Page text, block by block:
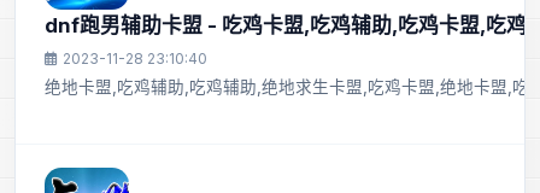
dnf跑男辅助卡盟 - 吃鸡卡盟,吃鸡辅助,吃鸡卡盟,吃鸡
2023-11-28 23:10:40
绝地卡盟,吃鸡辅助,吃鸡辅助,绝地求生卡盟,吃鸡卡盟,绝地卡盟,吃